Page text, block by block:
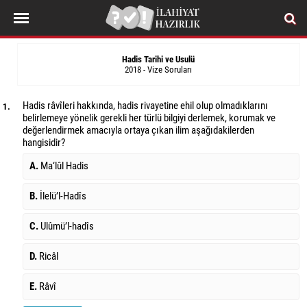
Hadis Tarihi ve Usulü
2018 - Vize Soruları
1.
Hadis râvîleri hakkında, hadis rivayetine ehil olup olmadıklarını
belirlemeye yönelik gerekli her türlü bilgiyi derlemek, korumak ve
değerlendirmek amacıyla ortaya çıkan ilim aşağıdakilerden
hangisidir?
A. Ma‘lûl Hadis
B. İlelü’l-Hadîs
C. Ulûmü’l-hadîs
D. Ricâl
E. Râvî